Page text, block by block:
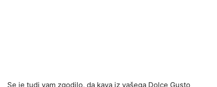
Se je tudi vam zgodilo, da kava iz vašega Dolce Gusto